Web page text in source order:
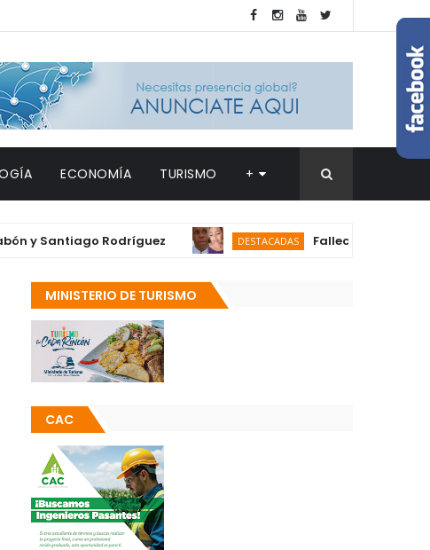
ECONOMÍA TURISMO +
Rodríguez DESTACADAS Fallece en Barahona
MINISTERIO DE TURISMO
CAC